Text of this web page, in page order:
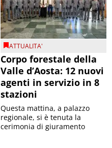
ATTUALITA'
Corpo forestale della
Valle d’Aosta: 12 nuovi
agenti in servizio in 8
stazioni
Questa mattina, a palazzo
regionale, si è tenuta la
cerimonia di giuramento